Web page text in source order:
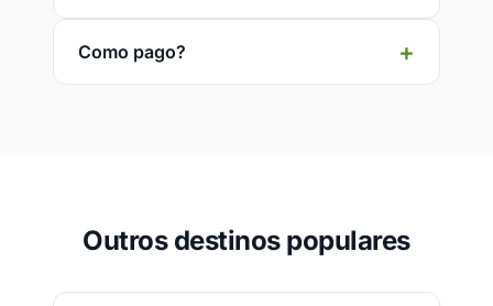
Como pago?
Outros destinos populares